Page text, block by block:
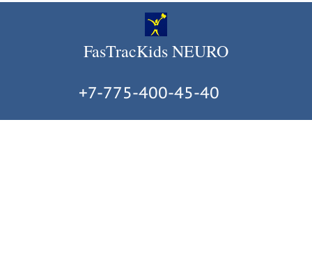
FasTracKids NEURO
+7-775-400-45-40